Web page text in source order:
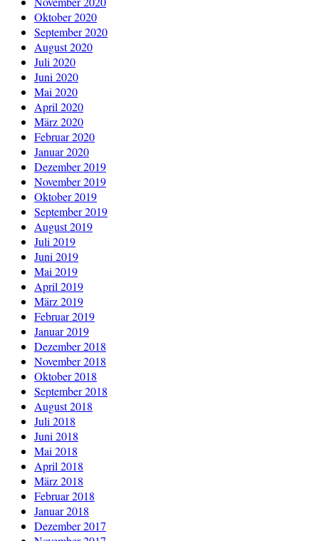
Oktober 2020
September 2020
August 2020
Juli 2020
Juni 2020
Mai 2020
April 2020
März 2020
Februar 2020
Januar 2020
Dezember 2019
November 2019
Oktober 2019
September 2019
August 2019
Juli 2019
Juni 2019
Mai 2019
April 2019
März 2019
Februar 2019
Januar 2019
Dezember 2018
November 2018
Oktober 2018
September 2018
August 2018
Juli 2018
Juni 2018
Mai 2018
April 2018
März 2018
Februar 2018
Januar 2018
Dezember 2017